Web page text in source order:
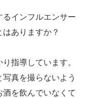
インフルエンサー
ありますか？
指導しています。
真を撮らないよう
を飲んでいなくて